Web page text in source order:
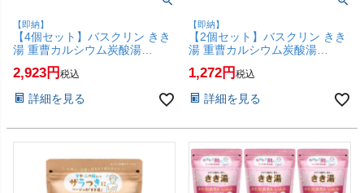
【即納】
【4個セット】バスクリン きき
湯 重曹カルシウム炭酸湯
360g(花の香り)【炭酸入浴剤 ザ
ラつく肌荒れ しっしん 疲労】
2,923 税込
詳細を見る
【即納】
【2個セット】バスクリン きき
湯 重曹カルシウム炭酸湯
360g(花の香り)【炭酸入浴剤 ザ
ラつく肌荒れ しっしん 疲労】
1,272 税込
詳細を見る